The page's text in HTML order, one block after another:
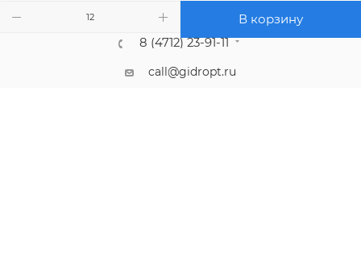
В корзину
8 (4712) 23-91-11
call@gidropt.ru